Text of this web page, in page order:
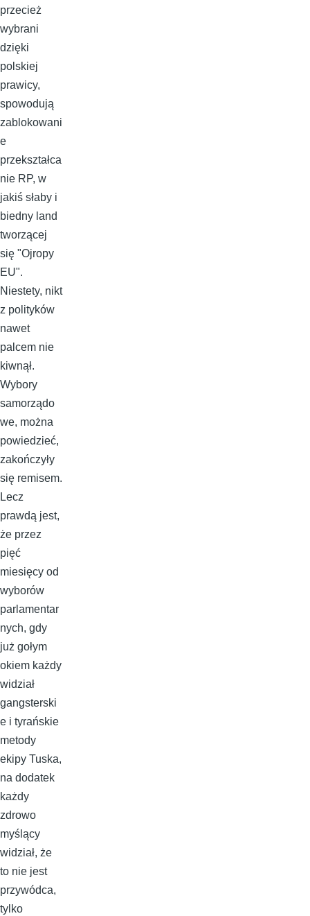
przecież
wybrani
dzięki
polskiej
prawicy,
spowodują
zablokowani
e
przekształca
nie RP, w
jakiś słaby i
biedny land
tworzącej
się "Ojropy
EU".
Niestety, nikt
z polityków
nawet
palcem nie
kiwnął.
Wybory
samorządo
we, można
powiedzieć,
zakończyły
się remisem.
Lecz
prawdą jest,
że przez
pięć
miesięcy od
wyborów
parlamentar
nych, gdy
już gołym
okiem każdy
widział
gangsterski
e i tyrańskie
metody
ekipy Tuska,
na dodatek
każdy
zdrowo
myślący
widział, że
to nie jest
przywódca,
tylko